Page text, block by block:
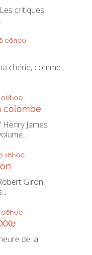
critiques
06h00
chérie, comme
06h00
colombe
Henry James
18h00
Giron,
06h00
de la